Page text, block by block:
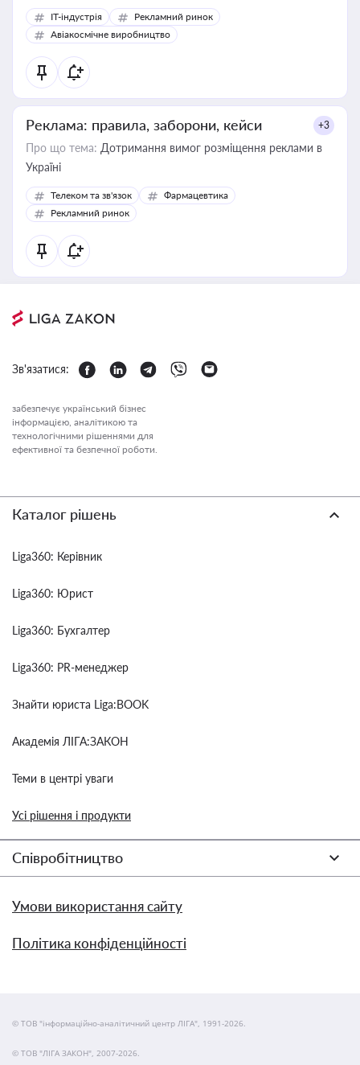
IT-індустрія
Рекламний ринок
Авіакосмічне виробництво
Реклама: правила, заборони, кейси +3
Про що тема: Дотримання вимог розміщення реклами в
Україні
Телеком та зв'язок
Фармацевтика
Рекламний ринок
Зв'язатися:
забезпечує український бізнес
інформацією, аналітикою та
технологічними рішеннями для
ефективної та безпечної роботи.
Каталог рішень
Liga360: Керівник
Liga360: Юрист
Liga360: Бухгалтер
Liga360: PR-менеджер
Знайти юриста Liga:BOOK
Академія ЛІГА:ЗАКОН
Теми в центрі уваги
Усі рішення і продукти
Співробітництво
Умови використання сайту
Політика конфіденційності
© ТОВ "інформаційно-аналітичний центр ЛІГА", 1991-2026.
© ТОВ "ЛІГА ЗАКОН", 2007-2026.